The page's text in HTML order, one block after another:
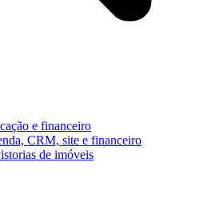
e financeiro
CRM, site e financeiro
de imóveis